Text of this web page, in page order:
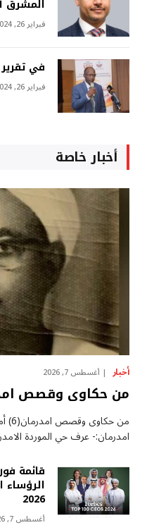
المشرق
فبراير 26, 2024
في
فبراير 26, 2024
أخبار خاصة
أخبار أغسطس 7, 2026
من حكاوى وقصص
من
امدرمان:- عرف حي الموردة
قائمة
الرؤساء
2026
أغسطس 7, 2026